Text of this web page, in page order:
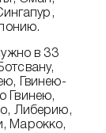
в 33
Гвинею-
Гвинею,
Либерию,
Марокко,